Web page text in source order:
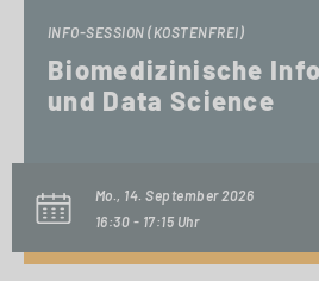
INFO-SESSION (KOSTENFREI)
Biomedizinische
und Data Science
Mo., 14. September 2026
16:30 - 17:15 Uhr